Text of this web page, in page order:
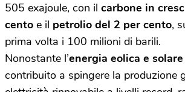
505 exajoule, con il carbone in
cento e il petrolio del 2 per cento,
prima volta i 100 milioni di barili.
Nonostante l’energia eolica e solare
contribuito a spingere la produzione